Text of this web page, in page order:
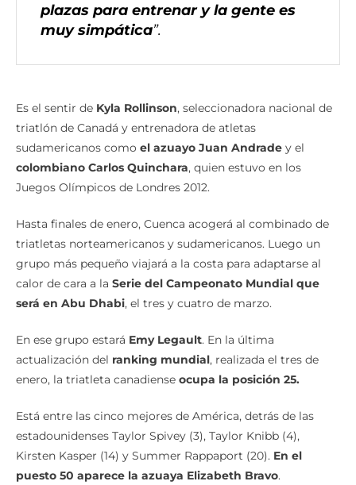
nos gusta mucho la comida, las
plazas para entrenar y la gente es
Es el sentir deKyla Rollinson, seleccionadora nacional de
triatlón de Canadá y entrenadora de atletas
sudamericanos comoel azuayo Juan Andrade y el
colombiano Carlos Quinchara, quien estuvo en los
Hasta finales de enero, Cuenca acogerá al combinado de
triatletas norteamericanos y sudamericanos. Luego un
grupo más pequeño viajará a la costa para adaptarse al
calor de cara a laSerie del Campeonato Mundial que
En ese grupo estaráEmy Legault. En la última
actualización del ranking mundial, realizada el tres de
Está entre las cinco mejores de América, detrás de las
estadounidenses Taylor Spivey (3), Taylor Knibb (4),
Kirsten Kasper (14) y Summer Rappaport (20).En el